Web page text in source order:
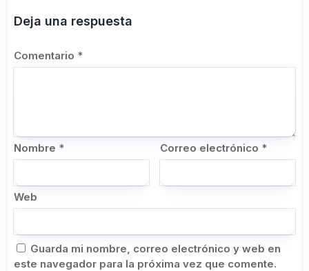
Deja una respuesta
Comentario *
Nombre * Correo electrónico *
Web
Guarda mi nombre, correo electrónico y web en
este navegador para la próxima vez que comente.